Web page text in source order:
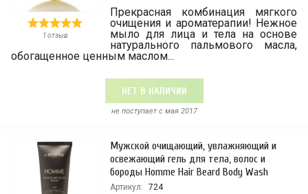
1 отзыв
Прекрасная комбинация мягкого
очищения и ароматерапии! Нежное
мыло для лица и тела на основе
натурального пальмового масла,
обогащенное ценным маслом...
НЕТ В НАЛИЧИИ
не поступает c мая 2017
Мужской очищающий, увлажняющий и
освежающий гель для тела, волос и
бороды Homme Hair Beard Body Wash
Артикул:
724